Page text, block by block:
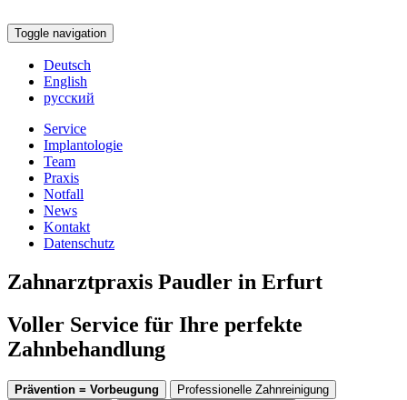
Toggle navigation
Deutsch
English
русский
Service
Implantologie
Team
Praxis
Notfall
News
Kontakt
Datenschutz
Zahnarztpraxis Paudler in Erfurt
Voller Service für Ihre perfekte
Zahnbehandlung
Prävention = Vorbeugung
Professionelle Zahnreinigung